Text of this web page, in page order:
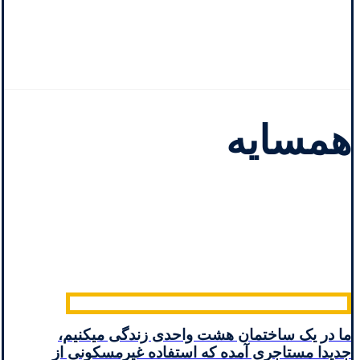
همسایه
ما در یک ساختمان هشت واحدی زندگی میکنیم،
جدیدا مستاجری آمده که استفاده غیرمسکونی از